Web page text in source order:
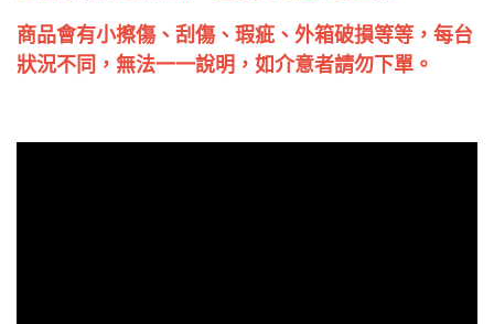
商品會有小擦傷、刮傷、瑕疵、外箱破損等等，每台
狀況不同，無法一一說明，如介意者請勿下單。